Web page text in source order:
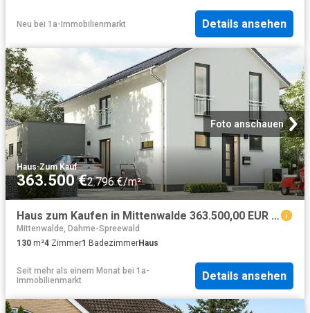
Neu bei 1a-Immobilienmarkt Details ansehen
Foto anschauen
Haus·Zum Kauf
363.500 €2.796 €/m²
Haus zum Kaufen in Mittenwalde 363.500,00 EUR 130 m²
Mittenwalde, Dahme-Spreewald
130 m²4 Zimmer1 BadezimmerHaus
Seit mehr als einem Monat bei 1a-
Immobilienmarkt
Details ansehen